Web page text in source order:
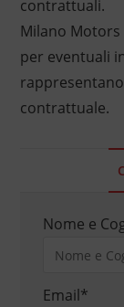
contrattuali.
Milano Motors
per eventuali
contrattuale.
Nome e
Email*